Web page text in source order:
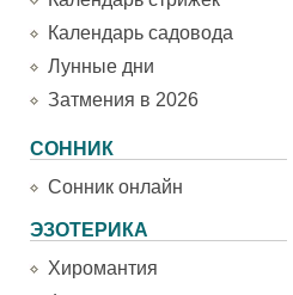
Календарь садовода
Лунные дни
Затмения в 2026
СОННИК
Сонник онлайн
ЭЗОТЕРИКА
Хиромантия